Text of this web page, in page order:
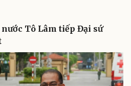
Tô Lâm tiếp Đại sứ